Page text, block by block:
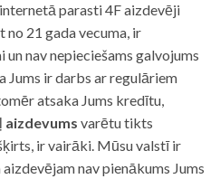
parasti 4F aizdevēji
21 gada vecuma, ir
nav nepieciešams galvojums
Jums ir darbs ar regulāriem
atsaka Jums kredītu,
aizdevums varētu tikts
ir vairāki. Mūsu valstī ir
nav pienākums Jums